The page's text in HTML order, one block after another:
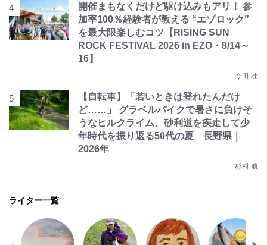
開催まもなくだけど駆け込みもアリ！ 参
加率100％経験者が教える “エゾロック”
を最大限楽しむコツ【RISING SUN
ROCK FESTIVAL 2026 in EZO・8/14～
16】
今田 壮
【自転車】「若いときは登れたんだけ
ど……」 グラベルバイクで暑さに負けそ
うなヒルクライム、砂利道を疾走して少
年時代を振り返る50代の夏 長野県｜
2026年
杉村 航
ライター一覧